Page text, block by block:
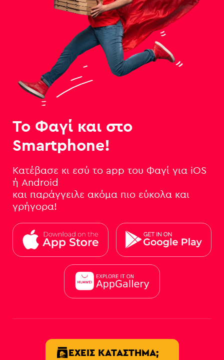
Το Φαγί και στο
Smartphone!
Κατέβασε κι εσύ το app του Φαγί για iOS
ή Android
και παράγγειλε ακόμα πιο εύκολα και
γρήγορα!
ΈΧΕΙΣ ΚΑΤΆΣΤΗΜΑ;